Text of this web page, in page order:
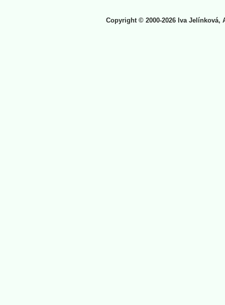
Copyright © 2000-2026 Iva Jelínková,